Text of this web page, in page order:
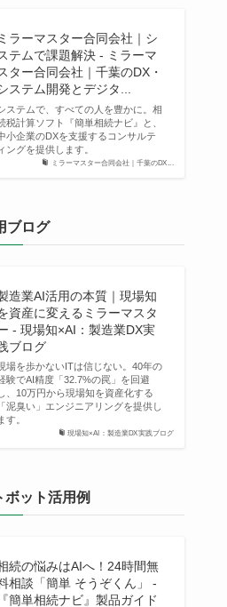
ミラーマスター合同会社｜千葉のDX...
ミラーマスター合同会社｜シ
テムで課題解決 - ミラーマ
ター合同会社｜千葉のDX・
ステム開発とデジタ...
ステムで、すべての人を豊かに。相
税計算ソフト『簡単相続ナビ』と、
小企業のDXを支援するコンサルテ
ングを提供します。
ブログ
現場知×AI：製造業DX実践ブログ
造業AI活用の本質｜現場知
資産に変えるミラーマスタ
- 現場知×AI：製造業DX実
ブログ
場を歩かないITは信じない。40年の
験でAI精度「32.7%の罠」を回避
、10万円から現場知を資産化する
「泥臭い」エンジニアリングを提供し
す。
ボット活用例
続の悩みはAIへ！24時間無
相談「簡単 そうぞくん」 -
『簡単相続ナビ』製品ガイド